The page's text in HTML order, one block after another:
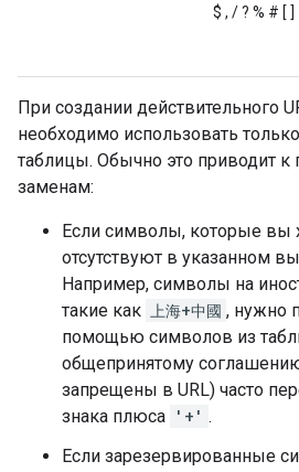
$ , / ? % # [ ]
При создании действительного
необходимо использовать
таблицы. Обычно это приводит к
заменам:
Если символы, которые вы
отсутствуют в указанном
Например, символы на
такие как 上海+中國 , нужно
помощью символов из
общепринятому
запрещены в URL) часто
знака плюса '+' .
Если зарезервированные